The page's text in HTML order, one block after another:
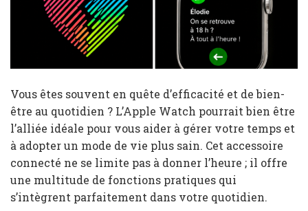
Vous êtes souvent en quête d’efficacité et de bien-
être au quotidien ? L’Apple Watch pourrait bien être
l’alliée idéale pour vous aider à gérer votre temps et
à adopter un mode de vie plus sain. Cet accessoire
connecté ne se limite pas à donner l’heure ; il offre
une multitude de fonctions pratiques qui
s’intègrent parfaitement dans votre quotidien.